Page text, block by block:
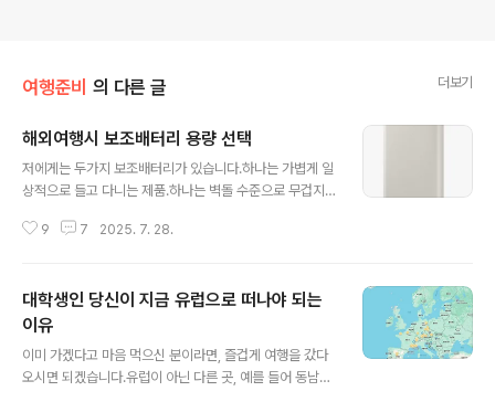
여행준비 의 다른 글 더보기
해외여행시 보조배터리 용량 선택
저에게는 두가지 보조배터리가 있습니다.하나는 가볍게 일
상적으로 들고 다니는 제품.하나는 벽돌 수준으로 무겁지
제품 입니다.https://www.samsung.com/sec/mobil
하나의 기기를 충전할 때만 지원됩니다. * 두 대의 기기를
동시에 충전 시, 최대 충전 속도는 각각 9 W입니다.------
---------------------삼성전자의 EB-P3400 이라는
보조 배터리 입니다.용량은 10000mAh 입니다. 또 다른
보조 배터리 하나는Anker 737 파워뱅크 24k 입니다.
9 7 2025. 7. 28.
대학생인 당신이 지금 유럽으로 떠나야 되는
이유
이미 가겠다고 마음 먹으신 분이라면, 즐겁게 여행을 갔다
오시면 되겠습니다.유럽이 아닌 다른 곳, 예를 들어 동남아